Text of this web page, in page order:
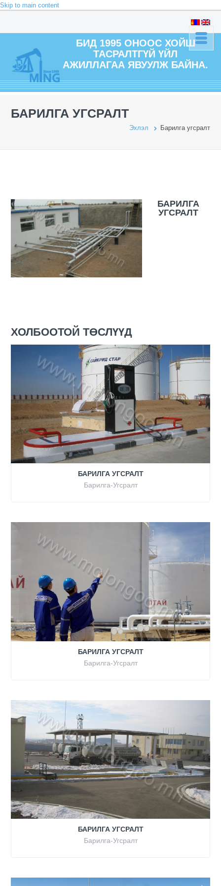
Skip to main content
БИД 1995 ОНООС ХОЙШ
ТАСРАЛТГҮЙ ҮЙЛ
АЖИЛЛАГАА ЯВУУЛЖ БАЙНА.
БАРИЛГА УГСРАЛТ
Эхлэл Барилга угсралт
БАРИЛГА
УГСРАЛТ
ХОЛБООТОЙ ТӨСЛҮҮД
БАРИЛГА УГСРАЛТ
Барилга-Угсралт
БАРИЛГА УГСРАЛТ
Барилга-Угсралт
БАРИЛГА УГСРАЛТ
Барилга-Угсралт